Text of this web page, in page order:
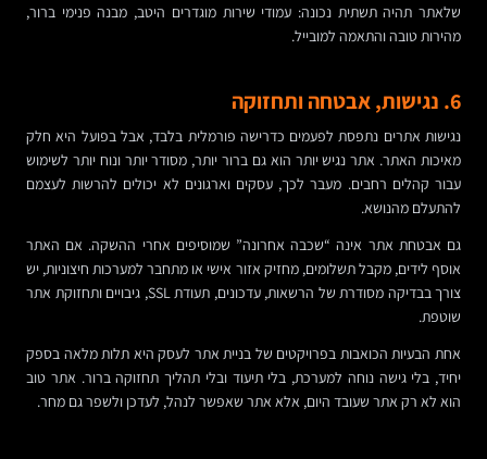
שלאתר תהיה תשתית נכונה: עמודי שירות מוגדרים היטב, מבנה פנימי ברור,
מהירות טובה והתאמה למובייל.
6. נגישות, אבטחה ותחזוקה
נגישות אתרים נתפסת לפעמים כדרישה פורמלית בלבד, אבל בפועל היא חלק
מאיכות האתר. אתר נגיש יותר הוא גם ברור יותר, מסודר יותר ונוח יותר לשימוש
עבור קהלים רחבים. מעבר לכך, עסקים וארגונים לא יכולים להרשות לעצמם
להתעלם מהנושא.
גם אבטחת אתר אינה “שכבה אחרונה” שמוסיפים אחרי ההשקה. אם האתר
אוסף לידים, מקבל תשלומים, מחזיק אזור אישי או מתחבר למערכות חיצוניות, יש
צורך בבדיקה מסודרת של הרשאות, עדכונים, תעודת SSL, גיבויים ותחזוקת אתר
שוטפת.
אחת הבעיות הכואבות בפרויקטים של בניית אתר לעסק היא תלות מלאה בספק
יחיד, בלי גישה נוחה למערכת, בלי תיעוד ובלי תהליך תחזוקה ברור. אתר טוב
הוא לא רק אתר שעובד היום, אלא אתר שאפשר לנהל, לעדכן ולשפר גם מחר.